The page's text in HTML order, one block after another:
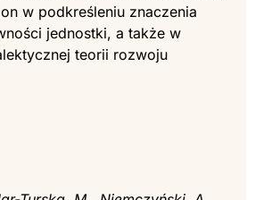
w podkreśleniu znaczenia
jednostki, a także w
teorii rozwoju